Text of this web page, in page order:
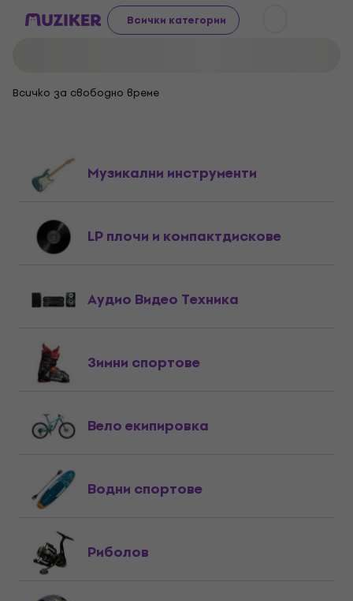
Всички категории
Всичко за свободно време
Музикални инструменти
LP плочи и компактдискове
Аудио Видео Техника
Зимни спортове
Вело екипировка
Водни спортове
Риболов